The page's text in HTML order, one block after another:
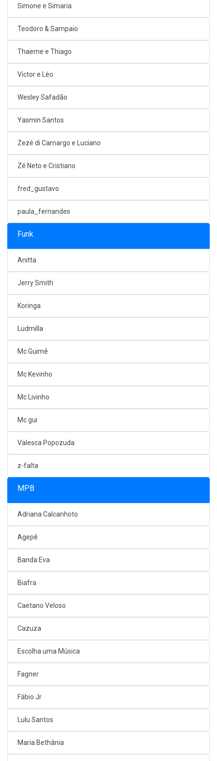
Simone e Simaria
Teodoro & Sampaio
Thaeme e Thiago
Victor e Léo
Wesley Safadão
Yasmin Santos
Zezé di Camargo e Luciano
Zé Neto e Cristiano
fred_gustavo
paula_fernandes
Funk
Anitta
Jerry Smith
Koringa
Ludmilla
Mc Guimê
Mc Kevinho
Mc Livinho
Mc gui
Valesca Popozuda
z-falta
MPB
Adriana Calcanhoto
Agepê
Banda Eva
Biafra
Caetano Veloso
Cazuza
Escolha uma Música
Fagner
Fábio Jr
Lulu Santos
Maria Bethânia